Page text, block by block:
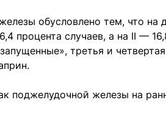
обусловлено тем, что на
процента случаев, а на II —
третья и
поджелудочной железы на